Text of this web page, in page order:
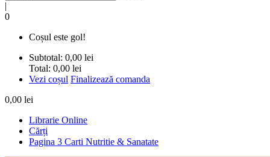
|
0
Coșul este gol!
Subtotal: 0,00 lei
Total: 0,00 lei
Vezi coșul Finalizează comanda
0,00 lei
Librarie Online
Cărți
Pagina 3 Carti Nutritie & Sanatate